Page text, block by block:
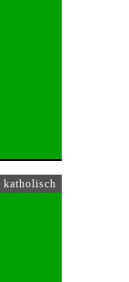
katholisch